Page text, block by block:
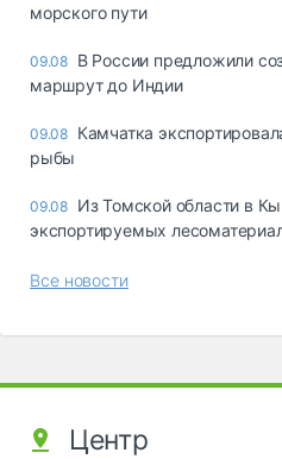
морского пути
09.08 В России предложили
маршрут до Индии
09.08 Камчатка
рыбы
09.08 Из Томской области в
экспортируемых
Все новости
Центр